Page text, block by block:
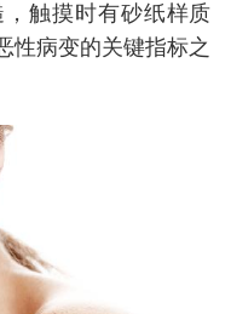
触摸时有砂纸样质
性病变的关键指标之